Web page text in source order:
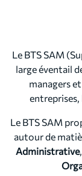
Le BTS SAM
large éventail
managers
Le BTS SAM
autour de
Administrative